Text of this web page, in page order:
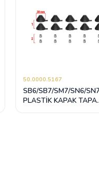
50.0000.5167
SB6/SB7/SM7/SN6/
PLASTİK KAPAK TAPA